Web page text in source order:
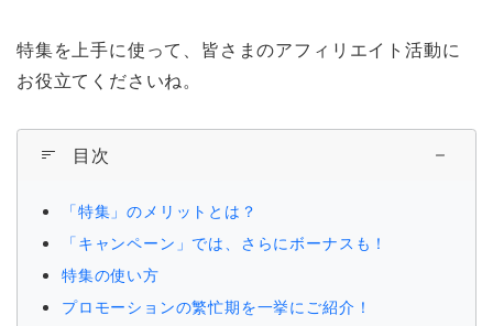
特集を上手に使って、皆さまのアフィリエイト活動に
お役立てくださいね。
目次
「特集」のメリットとは？
「キャンペーン」では、さらにボーナスも！
特集の使い方
プロモーションの繁忙期を一挙にご紹介！